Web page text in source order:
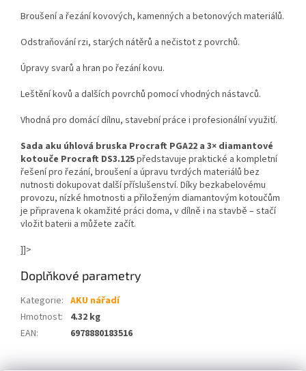
Broušení a řezání kovových, kamenných a betonových materiálů.
Odstraňování rzi, starých nátěrů a nečistot z povrchů.
Úpravy svarů a hran po řezání kovu.
Leštění kovů a dalších povrchů pomocí vhodných nástavců.
Vhodná pro domácí dílnu, stavební práce i profesionální využití.
Sada aku úhlová bruska Procraft PGA22 a 3× diamantové
kotouče Procraft DS3.125představuje praktické a kompletní
řešení pro řezání, broušení a úpravu tvrdých materiálů bez
nutnosti dokupovat další příslušenství. Díky bezkabelovému
provozu, nízké hmotnosti a přiloženým diamantovým kotoučům
je připravena k okamžité práci doma, v dílně i na stavbě – stačí
vložit baterii a můžete začít.
]]>
Doplňkové parametry
Kategorie: AKU nářadí
Hmotnost:
4.32 kg
EAN: 6978880183516